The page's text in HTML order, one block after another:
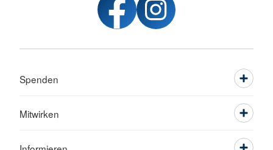
Spenden
Mitwirken